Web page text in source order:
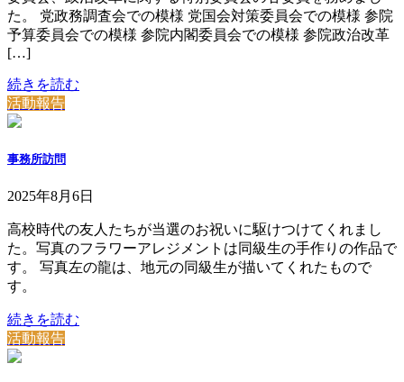
た。 党政務調査会での模様 党国会対策委員会での模様 参院
予算委員会での模様 参院内閣委員会での模様 参院政治改革
[…]
続きを読む
活動報告
事務所訪問
2025年8月6日
高校時代の友人たちが当選のお祝いに駆けつけてくれまし
た。写真のフラワーアレジメントは同級生の手作りの作品で
す。 写真左の龍は、地元の同級生が描いてくれたもので
す。
続きを読む
活動報告